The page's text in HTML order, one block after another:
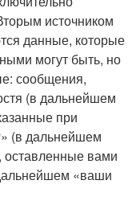
источником
данные, которые
могут быть, но
сообщения,
(в дальнейшем
при
(в дальнейшем
оставленные вами
«ваши